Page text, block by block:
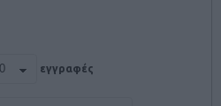
εγγραφές